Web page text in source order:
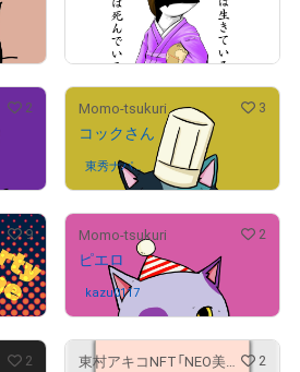
2,000
売出し（初回販売）
2 Momo-tsukuri 3
コックさん
東秀ナパー
さんが保有中
9 Momo-tsukuri 2
ピエロ
kazu0117 さんが保有中
2 東村アキコNFT「NEO美人画2022」 2